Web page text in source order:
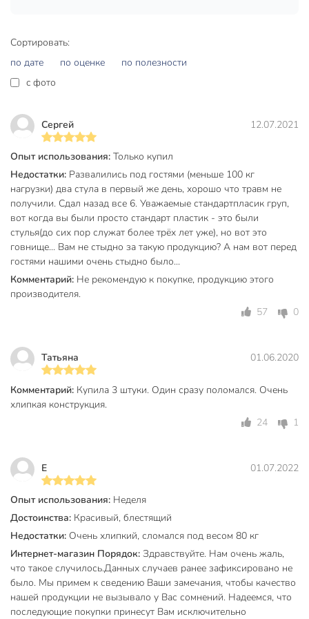
Частые вопросы:
Какой вес выдерживает пластиковое кресло для дачи?
ежедневном использовании на улице и в доме.
дождь?
Да, кресло специально разработано для эксплуатации на
улице: пластик не впитывает влагу, не ржавеет, легко
очищается после осадков.
Какие размеры у пластикового кресла?
см. Форма сиденья — квадратная, спинка — овальная.
Вы можете приобрести «Кресло пластик, Стандарт Пластик
бесплатным самовывозом.
Техническая информация
Высота, см
Глубина, см
Максимальная нагрузка, кг
Высота сиденья, см
Ширина спинки, см
35 см
Глубина сиденья, см
40 см
Ширина сиденья, см
42 см
Высота спинки, см
43 см
Сортировать:
по дате
по оценке
по полезности
c фото
Сергей 12.07.2021
Опыт использования: Только купил
Недостатки: Развалились под гостями (меньше 100 кг
нагрузки) два стула в первый же день, хорошо что травм не
получили. Сдал назад все 6. Уважаемые стандартпласик груп,
вот когда вы были просто стандарт пластик - это были
стулья(до сих пор служат более трёх лет уже), но вот это
говнище... Вам не стыдно за такую продукцию? А нам вот перед
гостями нашими очень стыдно было...
Комментарий: Не рекомендую к покупке, продукцию этого
производителя.
57
0
Татьяна 01.06.2020
Комментарий: Купила 3 штуки. Один сразу поломался. Очень
хлипкая конструкция.
24
1
E 01.07.2022
Опыт использования: Неделя
Достоинства: Красивый, блестящий
Недостатки: Очень хлипкий, сломался под весом 80 кг
Интернет-магазин Порядок: Здравствуйте. Нам очень жаль,
что такое случилось.Данных случаев ранее зафиксировано не
было. Мы примем к сведению Ваши замечания, чтобы качество
нашей продукции не вызывало у Вас сомнений. Надеемся, что
последующие покупки принесут Вам исключительно